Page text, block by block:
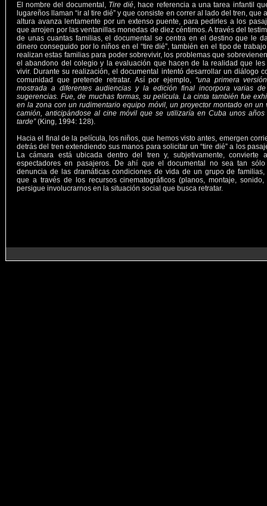
El nombre del documental, Tire dié, hace referencia a una tarea infantil
lugareños llaman “ir al tire dié” y que consiste en correr al lado del tren, que
altura avanza lentamente por un extenso puente, para pedirles a los
que arrojen por las ventanillas monedas de diez céntimos. A través del
de unas cuantas familias, el documental se centra en el destino que le
dinero conseguido por lo niños en el “tire dié”, también en el tipo de
realizan estas familias para poder sobrevivir, los problemas que
el abandono del colegio y la evaluación que hacen de la realidad que les
vivir. Durante su realización, el documental intentó desarrollar un diálogo
comunidad que pretende retratar. Así por ejemplo, “una primera
mostrada a diferentes audiencias y la edición final incorpora varias
sugerencias. Fue, de muchas formas, su película. La cinta también fue
en la zona con un rudimentario equipo móvil, un proyector montado en un
camión, anticipándose al cine móvil que se utilizaría en Cuba unos años
tarde”(King, 1994: 128).
Hacia el final de la película, los niños, que hemos visto antes, emergen
detrás del tren extendiendo sus manos para solicitar un “tire dié” a los
La cámara está ubicada dentro del tren y, subjetivamente, convierte
espectadores en pasajeros. De ahí que el documental no sea tan
denuncia de las dramáticas condiciones de vida de un grupo de familias,
que a través de los recursos cinematográficos (planos, montaje, sonido,
persigue involucrarnos en la situación social que busca retratar.